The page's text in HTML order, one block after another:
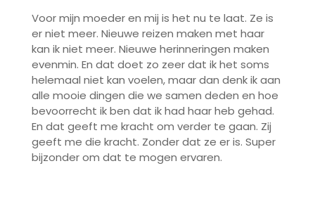
Voor mijn moeder en mij is het nu te laat. Ze is
er niet meer. Nieuwe reizen maken met haar
kan ik niet meer. Nieuwe herinneringen maken
evenmin. En dat doet zo zeer dat ik het soms
helemaal niet kan voelen, maar dan denk ik aan
alle mooie dingen die we samen deden en hoe
bevoorrecht ik ben dat ik had haar heb gehad.
En dat geeft me kracht om verder te gaan. Zij
geeft me die kracht. Zonder dat ze er is. Super
bijzonder om dat te mogen ervaren.